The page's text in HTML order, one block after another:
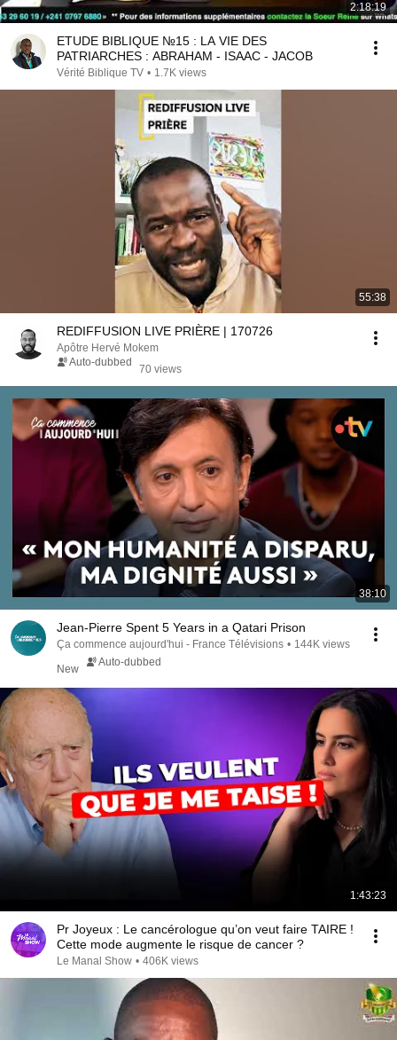
2:18:19
ETUDE BIBLIQUE №15 : LA VIE DES
PATRIARCHES : ABRAHAM - ISAAC - JACOB
Vérité Biblique TV • 1.7K views
55:38
REDIFFUSION LIVE PRIÈRE | 170726
Apôtre Hervé Mokem
Auto-dubbed
70 views
38:10
Jean-Pierre Spent 5 Years in a Qatari Prison
Ça commence aujourd'hui - France Télévisions • 144K views
New
Auto-dubbed
1:43:23
Pr Joyeux : Le cancérologue qu’on veut faire TAIRE !
Cette mode augmente le risque de cancer ?
Le Manal Show • 406K views